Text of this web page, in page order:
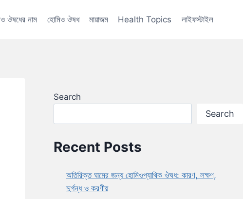
ঔষধের নাম হোমিও ঔষধ মায়াজম Health Topics লাইফস্টাইল
Search
Search
Recent Posts
অতিরিক্ত ঘামের জন্য হোমিওপ্যাথিক ঔষধ: কারণ, লক্ষণ,
দুর্গন্ধ ও করণীয়